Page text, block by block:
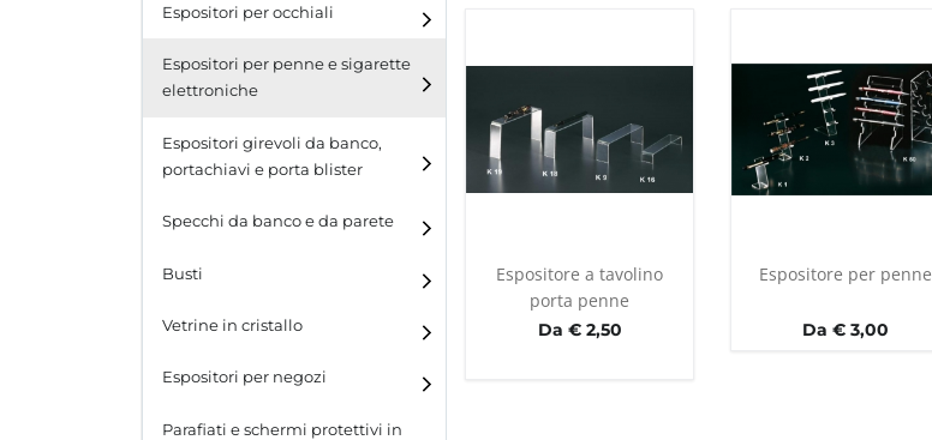
Espositori per occhiali
Espositori per penne e sigarette
elettroniche
Espositori girevoli da banco,
portachiavi e porta blister
Espositori girevoli da
ganci
Specchi da banco e da parete
Busti
Vetrine in cristallo
Laminato
Laminato light
Espositori per negozi
Parafiati e schermi protettivi in
Espositore a tavolino
porta penne
Da € 2,50
Espositore per penne
Da € 3,00